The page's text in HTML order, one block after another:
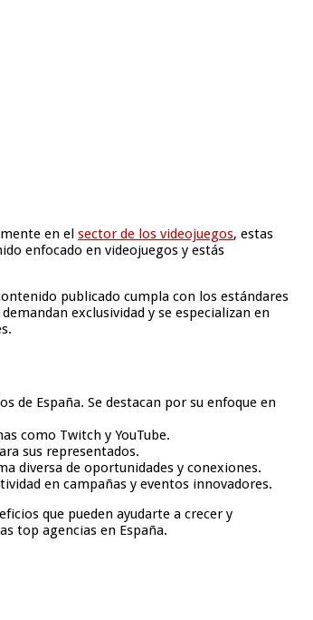
en el sector de los videojuegos, estas
enfocado en videojuegos y estás
publicado cumpla con los estándares
exclusividad y se especializan en
de España. Se destacan por su enfoque en
como Twitch y YouTube.
sus representados.
diversa de oportunidades y conexiones.
en campañas y eventos innovadores.
que pueden ayudarte a crecer y
top agencias en España.